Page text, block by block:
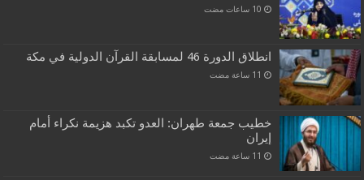
انطلاق الدورة 46 لمسابقة القرآن الدولية في مكة
خطيب جمعة طهران: العدو تكبد هزيمة نكراء أمام
إيران